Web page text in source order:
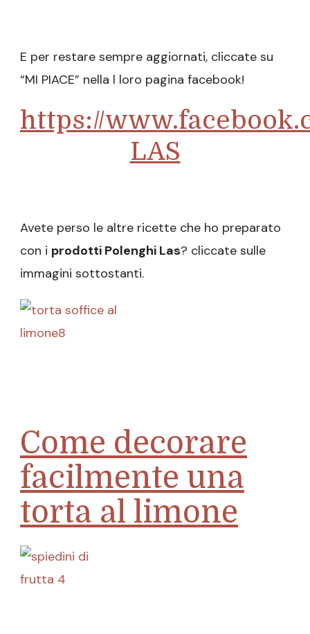
E per restare sempre aggiornati, cliccate su
“MI PIACE” nella l loro pagina facebook!
https://
LAS
Avete perso le altre ricette che ho preparato
con i prodotti Polenghi Las? cliccate sulle
immagini sottostanti.
Come decorare
facilmente una
torta al limone